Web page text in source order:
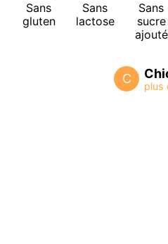
Sans
gluten
Sans
lactose
Sans
sucre
ajouté
C